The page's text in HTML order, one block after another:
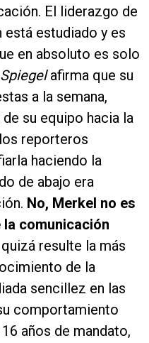
El liderazgo de
estudiado y es
en absoluto es solo
afirma que su
a la semana,
su equipo hacia la
reporteros
haciendo la
de abajo era
No, Merkel no es
la comunicación
resulte la más
de la
sencillez en las
comportamiento
años de mandato,